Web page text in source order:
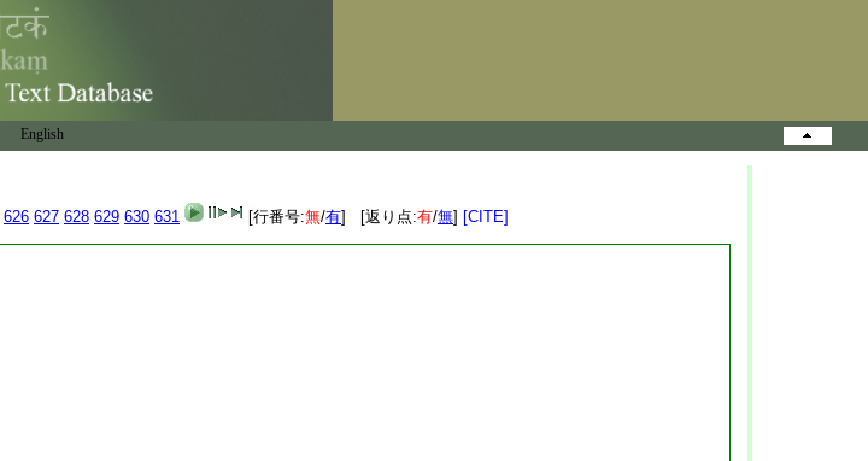
English
626 627 628 629 630 631 [行番号:無/有] [返り点:有/無] [CITE]